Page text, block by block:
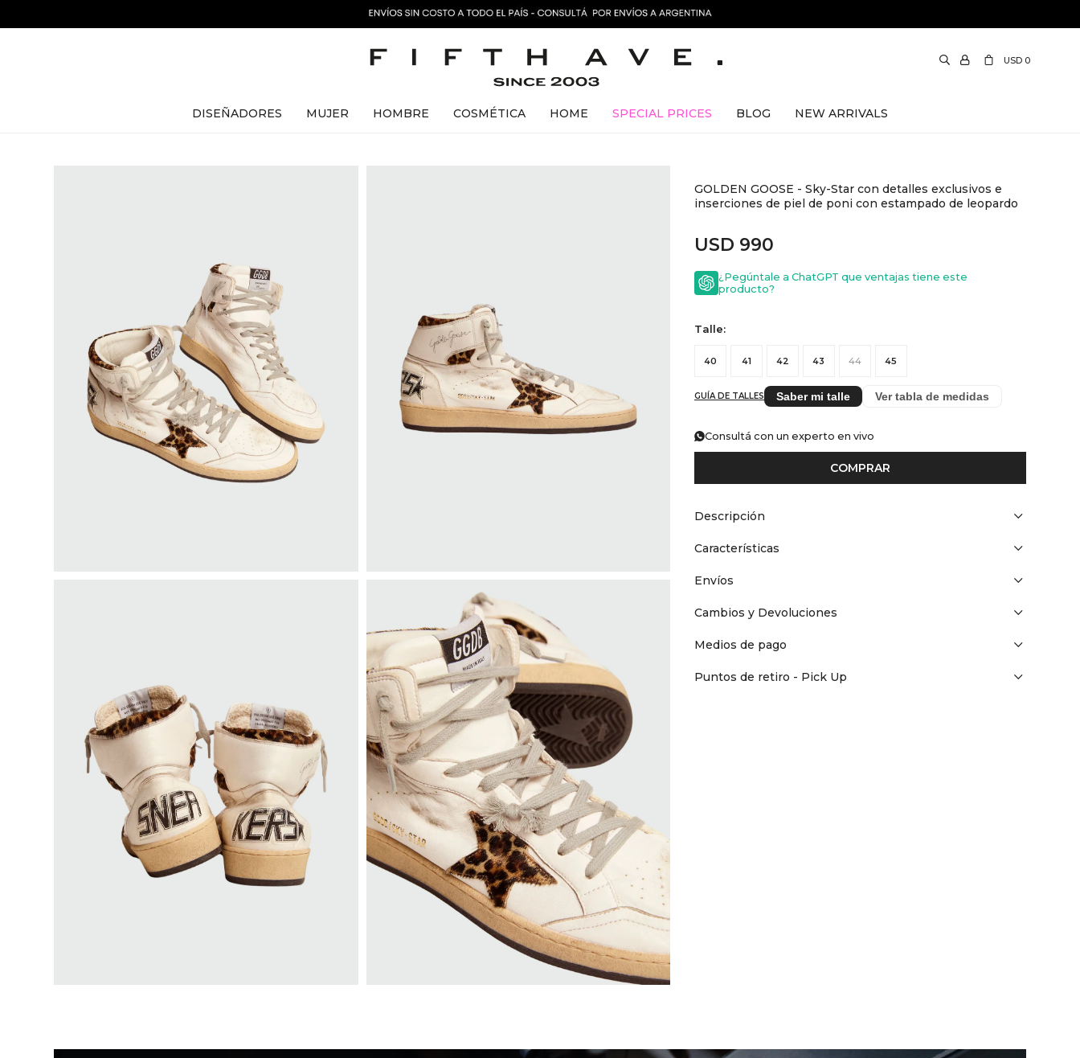
DISEÑADORES MUJER HOMBRE COSMÉTICA HOME SPECIAL PRICES BLOG NEW ARRIVALS
USD 0
GOLDEN GOOSE - Sky-Star con detalles exclusivos e
inserciones de piel de poni con estampado de leopardo
USD 990
¿Pegúntale a ChatGPT que ventajas tiene este
producto?
Talle:
40 41 42 43 44 45
GUÍA DE TALLES Saber mi talle Ver tabla de medidas
Consultá con un experto en vivo
COMPRAR
Descripción
Características
Envíos
Cambios y Devoluciones
Medios de pago
Puntos de retiro - Pick Up